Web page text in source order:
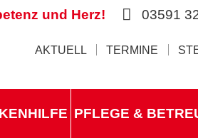
und Herz! 03591
AKTUELL TERMINE
PFLEGE &